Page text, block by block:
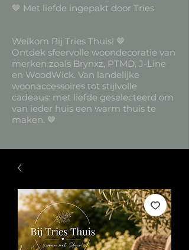
🤎 Met liefde ingepakt door Tries
Welkom Bij Tries Thuis! 🤎
Ontdek sfeervolle woondecoratie van
merken zoals Brynxz, PTMD, J-Line
en WoodWick. Van landelijke
woonaccessoires tot stijlvolle
cadeaus: met liefde geselecteerd om
van ieder huis een warm thuis te
maken. 🤎